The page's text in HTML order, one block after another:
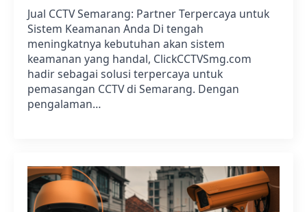
Jual CCTV Semarang: Partner Terpercaya untuk
Sistem Keamanan Anda Di tengah
meningkatnya kebutuhan akan sistem
keamanan yang handal, ClickCCTVSmg.com
hadir sebagai solusi terpercaya untuk
pemasangan CCTV di Semarang. Dengan
pengalaman…